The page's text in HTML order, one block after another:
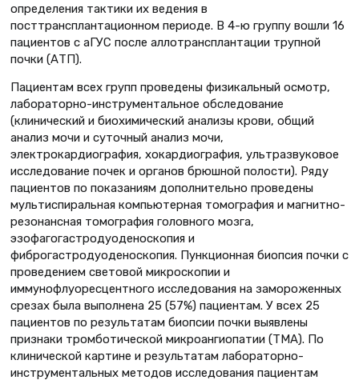
определения тактики их ведения в
посттрансплантационном периоде. В 4-ю группу вошли 16
пациентов с аГУС после аллотрансплантации трупной
почки (АТП).
Пациентам всех групп проведены физикальный осмотр,
лабораторно-инструментальное обследование
(клинический и биохимический анализы крови, общий
анализ мочи и суточный анализ мочи,
электрокардиография, хокардиография, ультразвуковое
исследование почек и органов брюшной полости). Ряду
пациентов по показаниям дополнительно проведены
мультиспиральная компьютерная томография и магнитно-
резонансная томография головного мозга,
эзофагогастродуоденоскопия и
фиброгастродуоденоскопия. Пункционная биопсия почки с
проведением световой микроскопии и
иммунофлуоресцентного исследования на замороженных
срезах была выполнена 25 (57%) пациентам. У всех 25
пациентов по результатам биопсии почки выявлены
признаки тромботической микроангиопатии (ТМА). По
клинической картине и результатам лабораторно-
инструментальных методов исследования пациентам